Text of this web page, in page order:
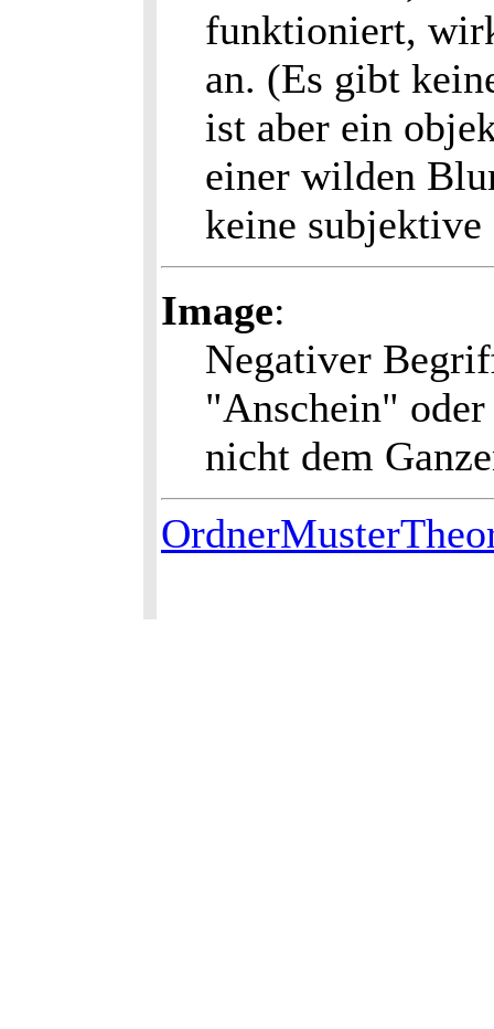
funktioniert,
an. (Es gibt
ist aber ein
einer wilden
keine subjektive
Image:
Negativer
"Anschein" oder
nicht dem